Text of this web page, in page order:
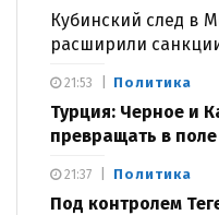
Кубинский след в
расширили
Политика
Турция: Черное и
превращать в
21:53
Политика
Под контролем
21:37